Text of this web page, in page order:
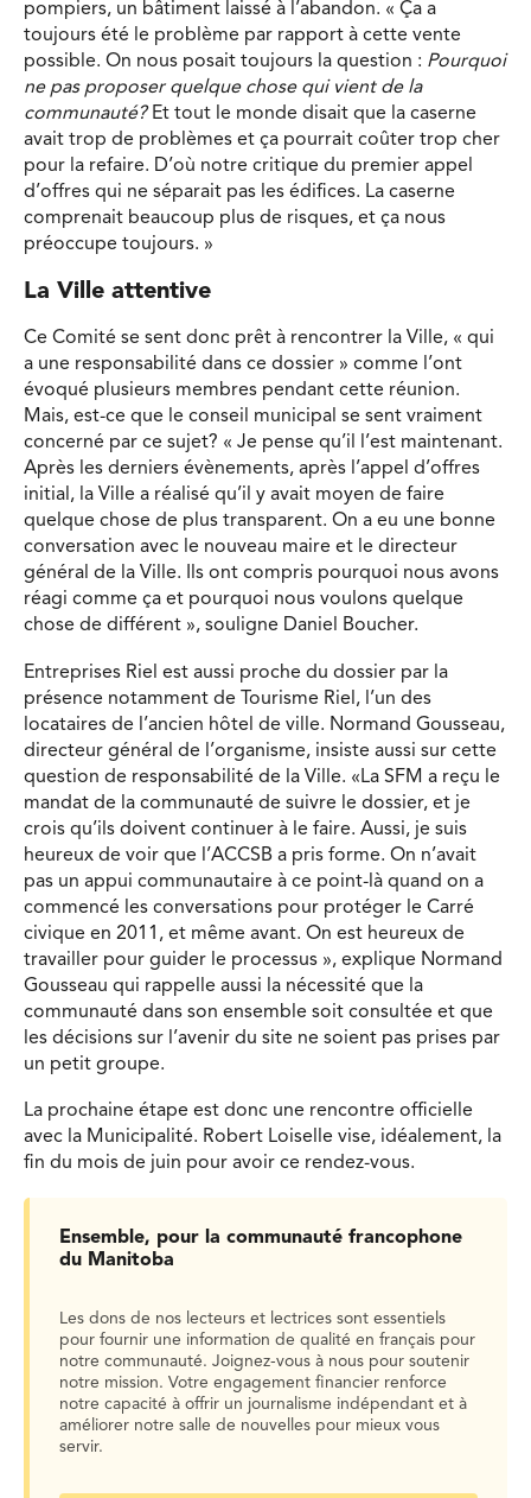
pompiers, un bâtiment laissé à l’abandon. « Ça a
toujours été le problème par rapport à cette vente
possible. On nous posait toujours la question : Pourquoi
ne pas proposer quelque chose qui vient de la
communauté?Et tout le monde disait que la caserne
avait trop de problèmes et ça pourrait coûter trop cher
pour la refaire. D’où notre critique du premier appel
d’offres qui ne séparait pas les édifices. La caserne
comprenait beaucoup plus de risques, et ça nous
préoccupe toujours. »
La Ville attentive
Ce Comité se sent donc prêt à rencontrer la Ville, « qui
a une responsabilité dans ce dossier » comme l’ont
évoqué plusieurs membres pendant cette réunion.
Mais, est-ce que le conseil municipal se sent vraiment
concerné par ce sujet? « Je pense qu’il l’est maintenant.
Après les derniers évènements, après l’appel d’offres
initial, la Ville a réalisé qu’il y avait moyen de faire
quelque chose de plus transparent. On a eu une bonne
conversation avec le nouveau maire et le directeur
général de la Ville. Ils ont compris pourquoi nous avons
réagi comme ça et pourquoi nous voulons quelque
chose de différent », souligne Daniel Boucher.
Entreprises Riel est aussi proche du dossier par la
présence notamment de Tourisme Riel, l’un des
locataires de l’ancien hôtel de ville. Normand Gousseau,
directeur général de l’organisme, insiste aussi sur cette
question de responsabilité de la Ville. «La SFM a reçu le
mandat de la communauté de suivre le dossier, et je
crois qu’ils doivent continuer à le faire. Aussi, je suis
heureux de voir que l’ACCSB a pris forme. On n’avait
pas un appui communautaire à ce point-là quand on a
commencé les conversations pour protéger le Carré
civique en 2011, et même avant. On est heureux de
travailler pour guider le processus », explique Normand
Gousseau qui rappelle aussi la nécessité que la
communauté dans son ensemble soit consultée et que
les décisions sur l’avenir du site ne soient pas prises par
un petit groupe.
La prochaine étape est donc une rencontre officielle
avec la Municipalité. Robert Loiselle vise, idéalement, la
fin du mois de juin pour avoir ce rendez-vous.
Ensemble, pour la communauté francophone
du Manitoba
Les dons de nos lecteurs et lectrices sont essentiels
pour fournir une information de qualité en français pour
notre communauté. Joignez-vous à nous pour soutenir
notre mission. Votre engagement financier renforce
notre capacité à offrir un journalisme indépendant et à
améliorer notre salle de nouvelles pour mieux vous
servir.